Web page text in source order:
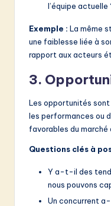
l’équipe actuelle
Exemple : La même
une faiblesse liée à
rapport aux acteurs
3.
Les opportunités sont
les performances ou
favorables du marché
Questions clés à
Y a-t-il des
nous pouvons
Un concurrent